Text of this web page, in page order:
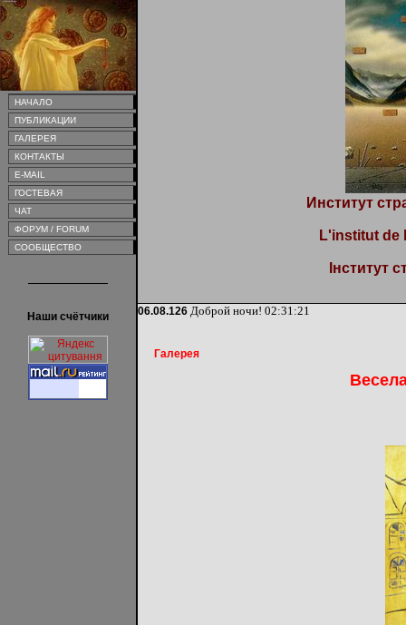
НАЧАЛО
ПУБЛИКАЦИИ
ГАЛЕРЕЯ
КОНТАКТЫ
E-MAIL
ГОСТЕВАЯ
ЧАТ
ФОРУМ / FORUM
СООБЩЕСТВО
Наши счётчики
Институт
L'institut de
Інститут
06.08.126 Доброй ночи! 02:31:21
Галерея